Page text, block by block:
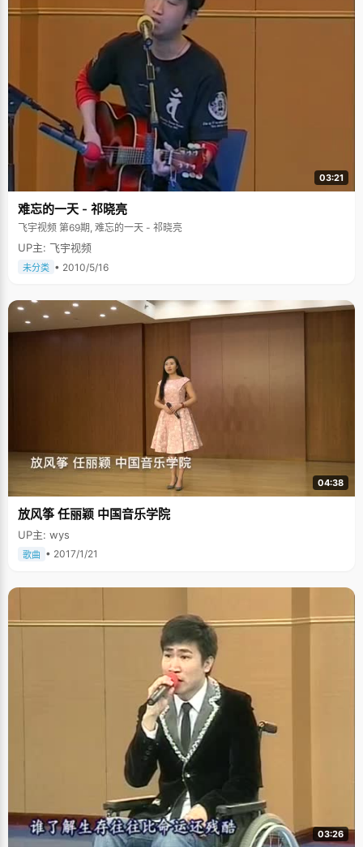
03:21
难忘的一天 - 祁晓亮
飞宇视频 第69期, 难忘的一天 - 祁晓亮
UP主: 飞宇视频
未分类 • 2010/5/16
04:38
放风筝 任丽颖 中国音乐学院
UP主: wys
歌曲 • 2017/1/21
03:26